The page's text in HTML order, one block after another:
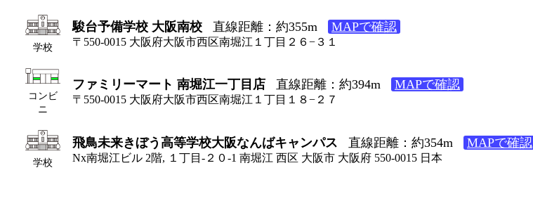
学校
駿台予備学校 大阪南校 直線距離：約355m MAPで確認
〒550-0015 大阪府大阪市西区南堀江１丁目２６−３１
コンビ
ニ
ファミリーマート 南堀江一丁目店 直線距離：約394m MAPで確認
〒550-0015 大阪府大阪市西区南堀江１丁目１８−２７
学校
飛鳥未来きぼう高等学校大阪なんばキャンパス 直線距離：約354m MAPで確認
Nx南堀江ビル 2階, １丁目-２０-1 南堀江 西区 大阪市 大阪府 550-0015 日本